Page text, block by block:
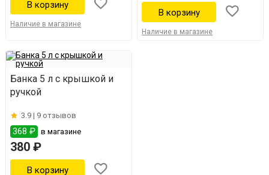
Наличие в магазине
Наличие в магазине
Банка 5 л с крышкой и
ручкой
3.9 | 9 отзывов
368 ₽ в магазине
380 ₽